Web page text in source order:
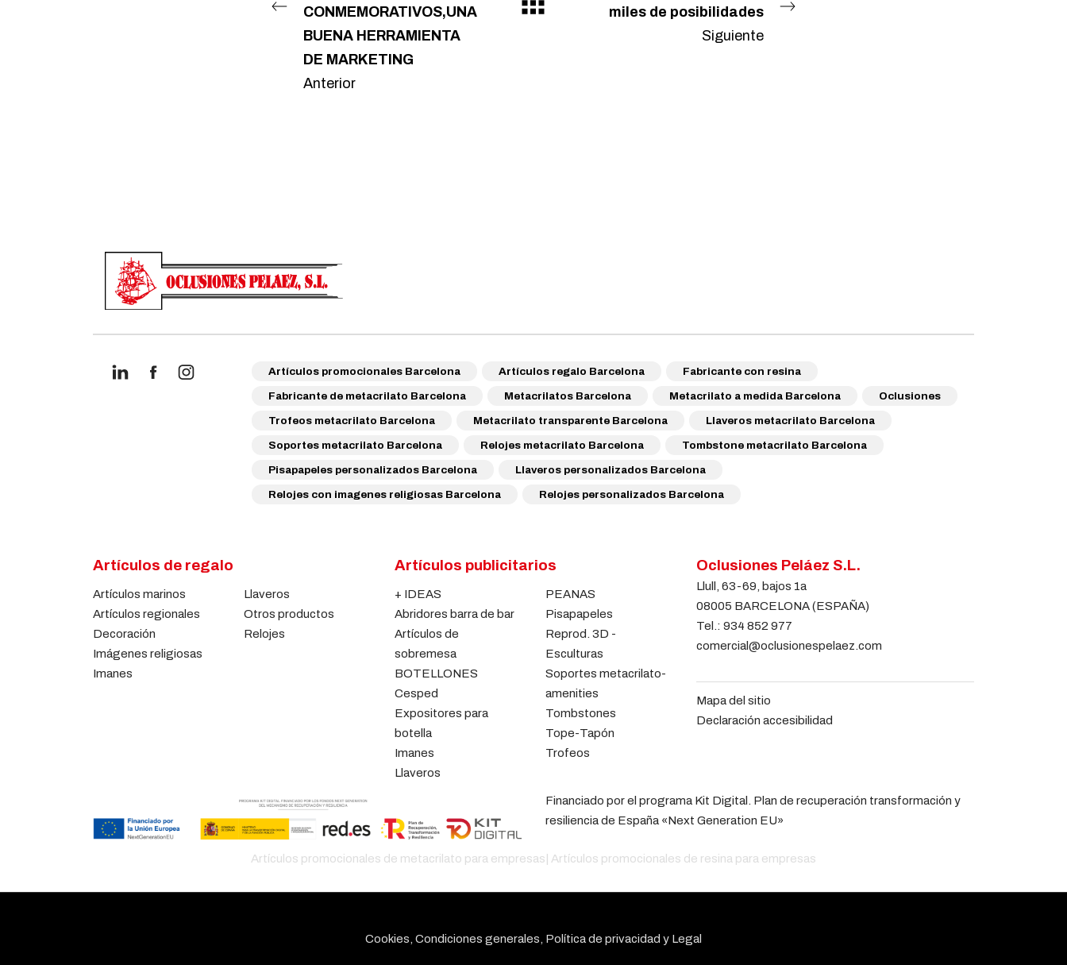
CONMEMORATIVOS,UNA
BUENA HERRAMIENTA
DE MARKETING
Anterior
miles de posibilidades
Siguiente
Artículos promocionales Barcelona Artículos regalo Barcelona
Fabricante con resina
Fabricante de metacrilato Barcelona
Metacrilatos Barcelona Metacrilato a medida Barcelona
Oclusiones
Trofeos metacrilato Barcelona
Metacrilato transparente Barcelona
Llaveros metacrilato Barcelona
Soportes metacrilato Barcelona
Relojes metacrilato Barcelona
Tombstone metacrilato Barcelona
Pisapapeles personalizados Barcelona
Llaveros personalizados Barcelona
Relojes con imagenes religiosas Barcelona
Relojes personalizados Barcelona
Artículos de regalo
Artículos marinos
Artículos regionales
Decoración
Imágenes religiosas
Imanes
Llaveros
Otros productos
Relojes
Artículos publicitarios
+ IDEAS
Abridores barra de bar
Artículos de
sobremesa
BOTELLONES
Cesped
Expositores para
botella
Imanes
Llaveros
PEANAS
Pisapapeles
Reprod. 3D -
Esculturas
Soportes metacrilato-
amenities
Tombstones
Tope-Tapón
Trofeos
Oclusiones Peláez S.L.
Llull, 63-69, bajos 1a
08005 BARCELONA (ESPAÑA)
Tel.: 934 852 977
comercial@oclusionespelaez.com
Mapa del sitio
Declaración accesibilidad
Financiado por el programa Kit Digital. Plan de recuperación transformación y
resiliencia de España «Next Generation EU»
Artículos promocionales de metacrilato para empresas|Artículos promocionales de resina para empresas
Cookies, Condiciones generales, Política de privacidad y Legal